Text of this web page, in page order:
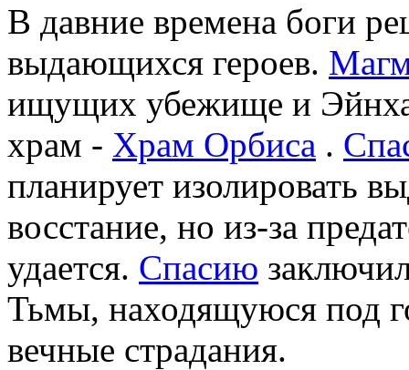
В давние времена боги
выдающихся героев.
ищущих убежище и
храм - Храм Орбиса .
планирует изолировать
восстание, но из-за
удается. Спасию
Тьмы, находящуюся под
вечные страдания.